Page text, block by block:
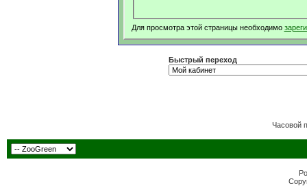
Для просмотра этой страницы необходимо
Быстрый переход
Часовой